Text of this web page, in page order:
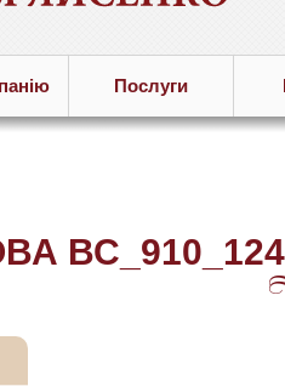
Послуги